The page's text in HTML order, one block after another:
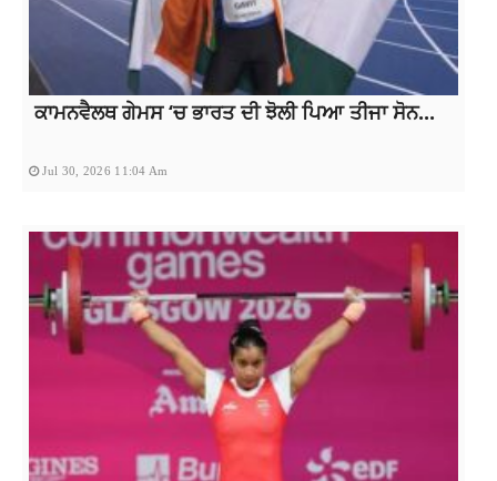
ਕਾਮਨਵੈਲਥ ਗੇਮਸ ‘ਚ ਭਾਰਤ ਦੀ ਝੋਲੀ ਪਿਆ ਤੀਜਾ ਸੋਨ...
Jul 30, 2026 11:04 Am